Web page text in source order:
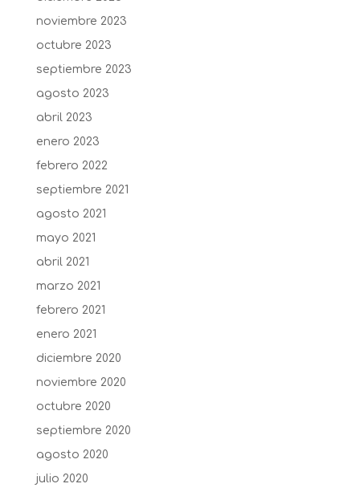
noviembre 2023
octubre 2023
septiembre 2023
agosto 2023
abril 2023
enero 2023
febrero 2022
septiembre 2021
agosto 2021
mayo 2021
abril 2021
marzo 2021
febrero 2021
enero 2021
diciembre 2020
noviembre 2020
octubre 2020
septiembre 2020
agosto 2020
julio 2020